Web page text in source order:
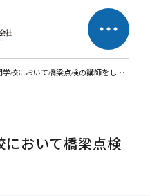
石川工業高等専門学校において橋梁点検の講師をしました
おいて橋梁点検